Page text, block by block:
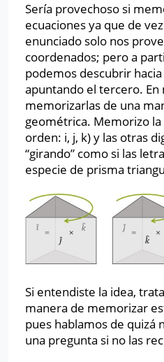
Sería provechoso si
ecuaciones ya que de
enunciado solo nos
coordenados; pero a
podemos descubrir
apuntando el tercero. En
memorizarlas de una
geométrica. Memorizo
orden: i, j, k) y las otras
“girando” como si las
especie de prisma
Si entendiste la idea,
manera de memorizar
pues hablamos de quizá
una pregunta si no las